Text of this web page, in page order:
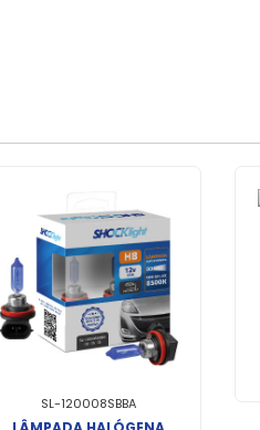
SL-120008SBBA